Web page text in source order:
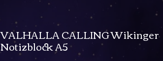
VALHALLA CALLING Wikinger
Notizblock A5